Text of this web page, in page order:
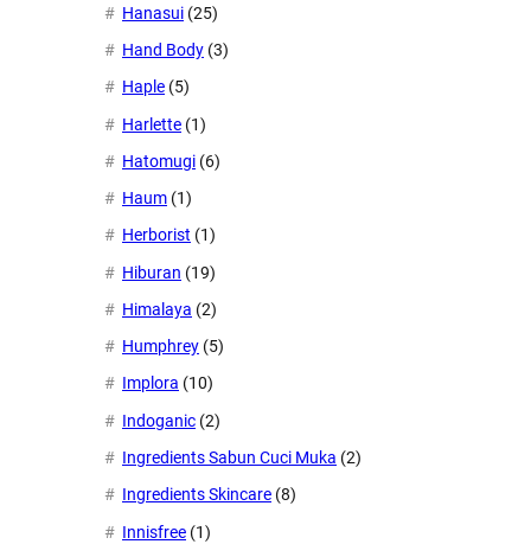
Hanasui (25)
Hand Body (3)
Haple (5)
Harlette (1)
Hatomugi (6)
Haum (1)
Herborist (1)
Hiburan (19)
Himalaya (2)
Humphrey (5)
Implora (10)
Indoganic (2)
Ingredients Sabun Cuci Muka (2)
Ingredients Skincare (8)
Innisfree (1)